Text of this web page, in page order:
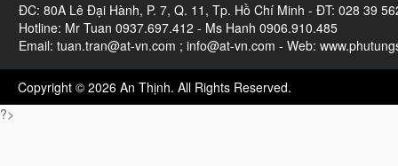
ĐC: 80A Lê Đại Hành, P. 7, Q. 11, Tp. Hồ Chí Minh - ĐT: 028 39
Hotline: Mr Tuan 0937.697.412 - Ms Hanh 0906.910.485
Email: tuan.tran@at-vn.com ; info@at-vn.com - Web:
Copyright © 2026 An Thịnh. All Rights Reserved.
?>